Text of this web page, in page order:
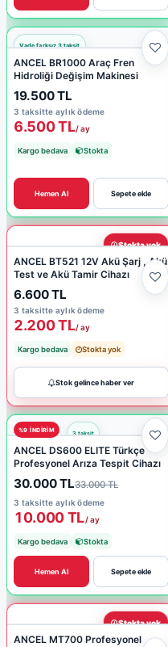
ANCEL BR1000 Araç Fren
Hidroliği Değişim Makinesi
19.500 TL
3 taksitte aylık ödeme
6.500 TL/ ay
Kargo bedava Stokta
Sepete ekle
Hemen Al
Stokta yok
ANCEL BT521 12V Akü Şarj , Akü
Test ve Akü Tamir Cihazı
6.600 TL
3 taksitte aylık ödeme
2.200 TL/ ay
Kargo bedava Stokta yok
Stok gelince haber ver
%9 INDIRIM
ANCEL DS600 ELITE Türkçe
Profesyonel Arıza Tespit Cihazı
30.000 TL33.000 TL
3 taksitte aylık ödeme
10.000 TL/ ay
Kargo bedava Stokta
Sepete ekle
Hemen Al
Stokta yok
ANCEL MT700 Profesyonel